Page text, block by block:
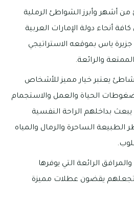
من أشهر وأبرز الشواطئ الرملية
أنحاء دولة الإمارات العربية
ياس بموقعه الاستراتيجي
والرائعة.
يعتبر خيار مميز للأشخاص
ضغوطات الحياة والعمل والاستجمام
بداخلهم الراحة النفسية
الطبيعة الساحرة والرمال والمياه
الرائعة التي يوفرها
تجعلهم يقضون عطلات مميزة